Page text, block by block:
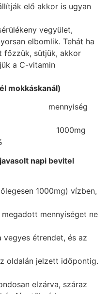
elő akkor is ugyan
vegyület,
elbomlik. Tehát ha
főzzük, sütjük, akkor
a C-vitamin
mokkáskanál)
1000mg
napi bevitel
1000mg) vízben,
mennyiséget ne
étrendet, és az
oldalán jelzett időpontig.
elzárva, száraz